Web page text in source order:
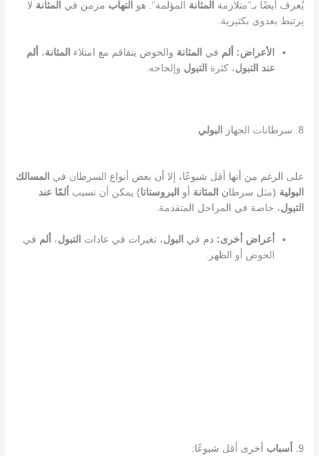
يُعرف أيضًا بـ”متلازمة المثانة المؤلمة”. هو التهاب مزمن في المثانة لا
يرتبط بعدوى بكتيرية.
الأعراض: ألم في المثانة والحوض يتفاقم مع امتلاء المثانة، ألم
عند التبول، كثرة التبول وإلحاحه.
8. سرطانات الجهاز البولي
على الرغم من أنها أقل شيوعًا، إلا أن بعض أنواع السرطان في المسالك
البولية (مثل سرطان المثانة أو البروستاتا) يمكن أن تسبب ألمًا عند
التبول، خاصة في المراحل المتقدمة.
أعراض أخرى: دم في البول، تغيرات في عادات التبول، ألم في
الحوض أو الظهر.
9. أسباب أخرى أقل شيوعًا: